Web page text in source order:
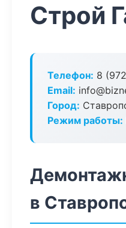
Строй
Телефон: 8
Email:
Город:
Режим работы:
в